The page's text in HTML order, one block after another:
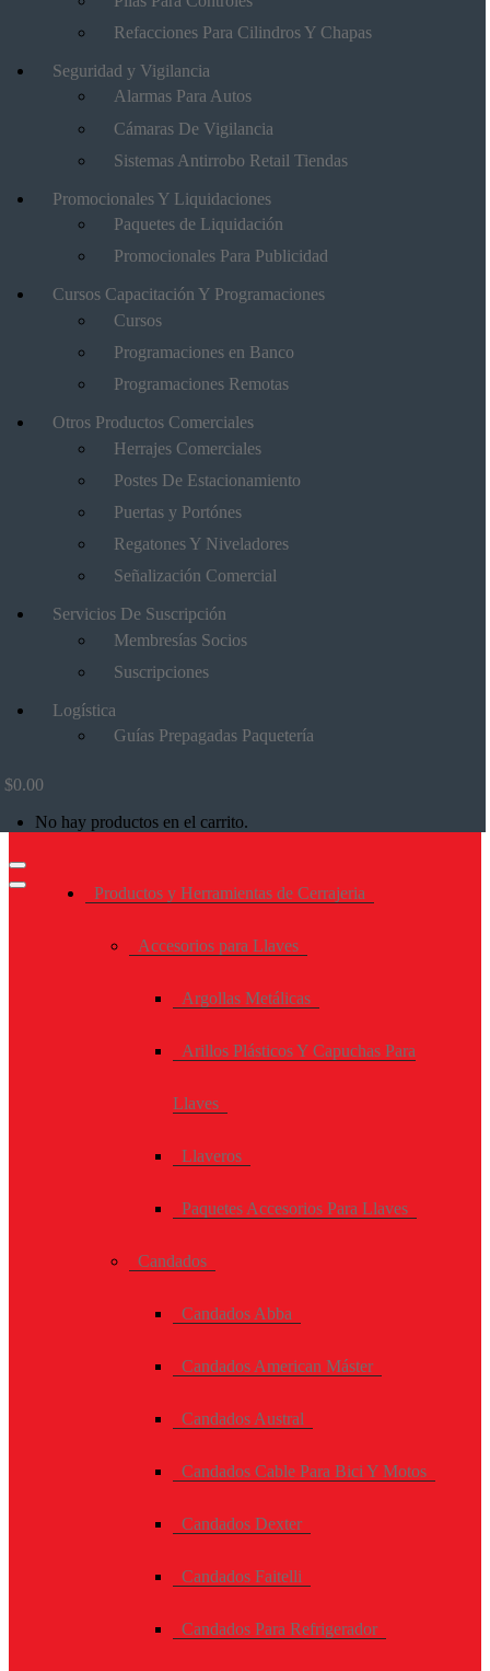
Refacciones Para Cilindros Y Chapas
Seguridad y Vigilancia
Alarmas Para Autos
Cámaras De Vigilancia
Sistemas Antirrobo Retail Tiendas
Promocionales Y Liquidaciones
Paquetes de Liquidación
Promocionales Para Publicidad
Cursos Capacitación Y Programaciones
Cursos
Programaciones en Banco
Programaciones Remotas
Otros Productos Comerciales
Herrajes Comerciales
Postes De Estacionamiento
Puertas y Portónes
Regatones Y Niveladores
Señalización Comercial
Servicios De Suscripción
Membresías Socios
Suscripciones
Logística
Guías Prepagadas Paquetería
$0.00
No hay productos en el carrito.
Productos y Herramientas de Cerrajeria
Accesorios para Llaves
Argollas Metálicas
Arillos Plásticos Y Capuchas Para
Llaves
Llaveros
Paquetes Accesorios Para Llaves
Candados
Candados Abba
Candados American Máster
Candados Austral
Candados Cable Para Bici Y Motos
Candados Dexter
Candados Faitelli
Candados Para Refrigerador